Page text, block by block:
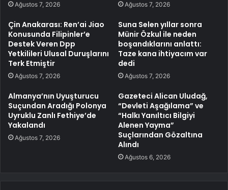
Ağustos 7, 2026 Ağustos 7, 2026
Çin Anakarası: Ren’ai Jiao
Konusunda Filipinler’e
Destek Veren Dpp
Yetkilileri Ulusal Duruşlarını
Terk Etmiştir
Ağustos 7, 2026
Suna Selen yıllar sonra
Münir Özkul ile neden
boşandıklarını anlattı:
Taze kana ihtiyacım var
dedi
Ağustos 7, 2026
Almanya’nın Uyuşturucu
Suçundan Aradığı Polonya
Uyruklu Zanlı Fethiye’de
Yakalandı
Ağustos 7, 2026
Gazeteci Alican Uludağ,
“Devleti Aşağılama” ve
“Halkı Yanıltıcı Bilgiyi
Alenen Yayma”
Suçlarından Gözaltına
Alındı
Ağustos 6, 2026